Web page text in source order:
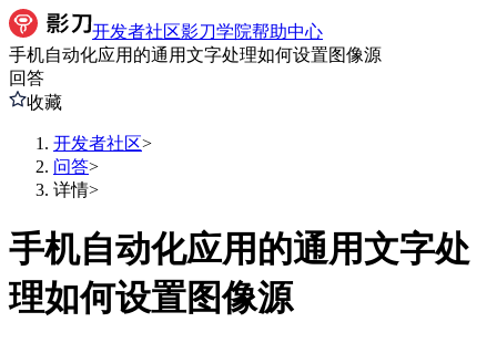
开发者社区影刀学院帮助中心
手机自动化应用的通用文字处理如何设置图像源
回答
收藏
开发者社区>
问答>
详情>
手机自动化应用的通用文字处
理如何设置图像源